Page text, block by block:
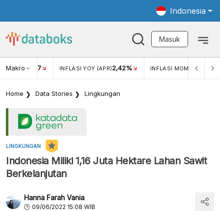
Indonesia
Masuk
Makro
USD/IDR 17 INFLASI YOY (APR)2,42% INFLASI MOM (MAR)
Home Data Stories Lingkungan
LINGKUNGAN
Indonesia Miliki 1,16 Juta Hektare Lahan Sawit
Berkelanjutan
Hanna Farah Vania
09/06/2022 15:08 WIB